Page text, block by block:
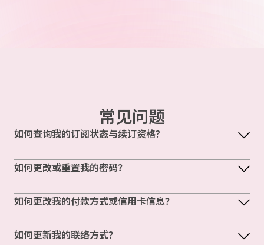
常见问题
如何查询我的订阅状态与续订资格?
如何更改或重置我的密码？
如何更改我的付款方式或信用卡信息？
如何更新我的联络方式？